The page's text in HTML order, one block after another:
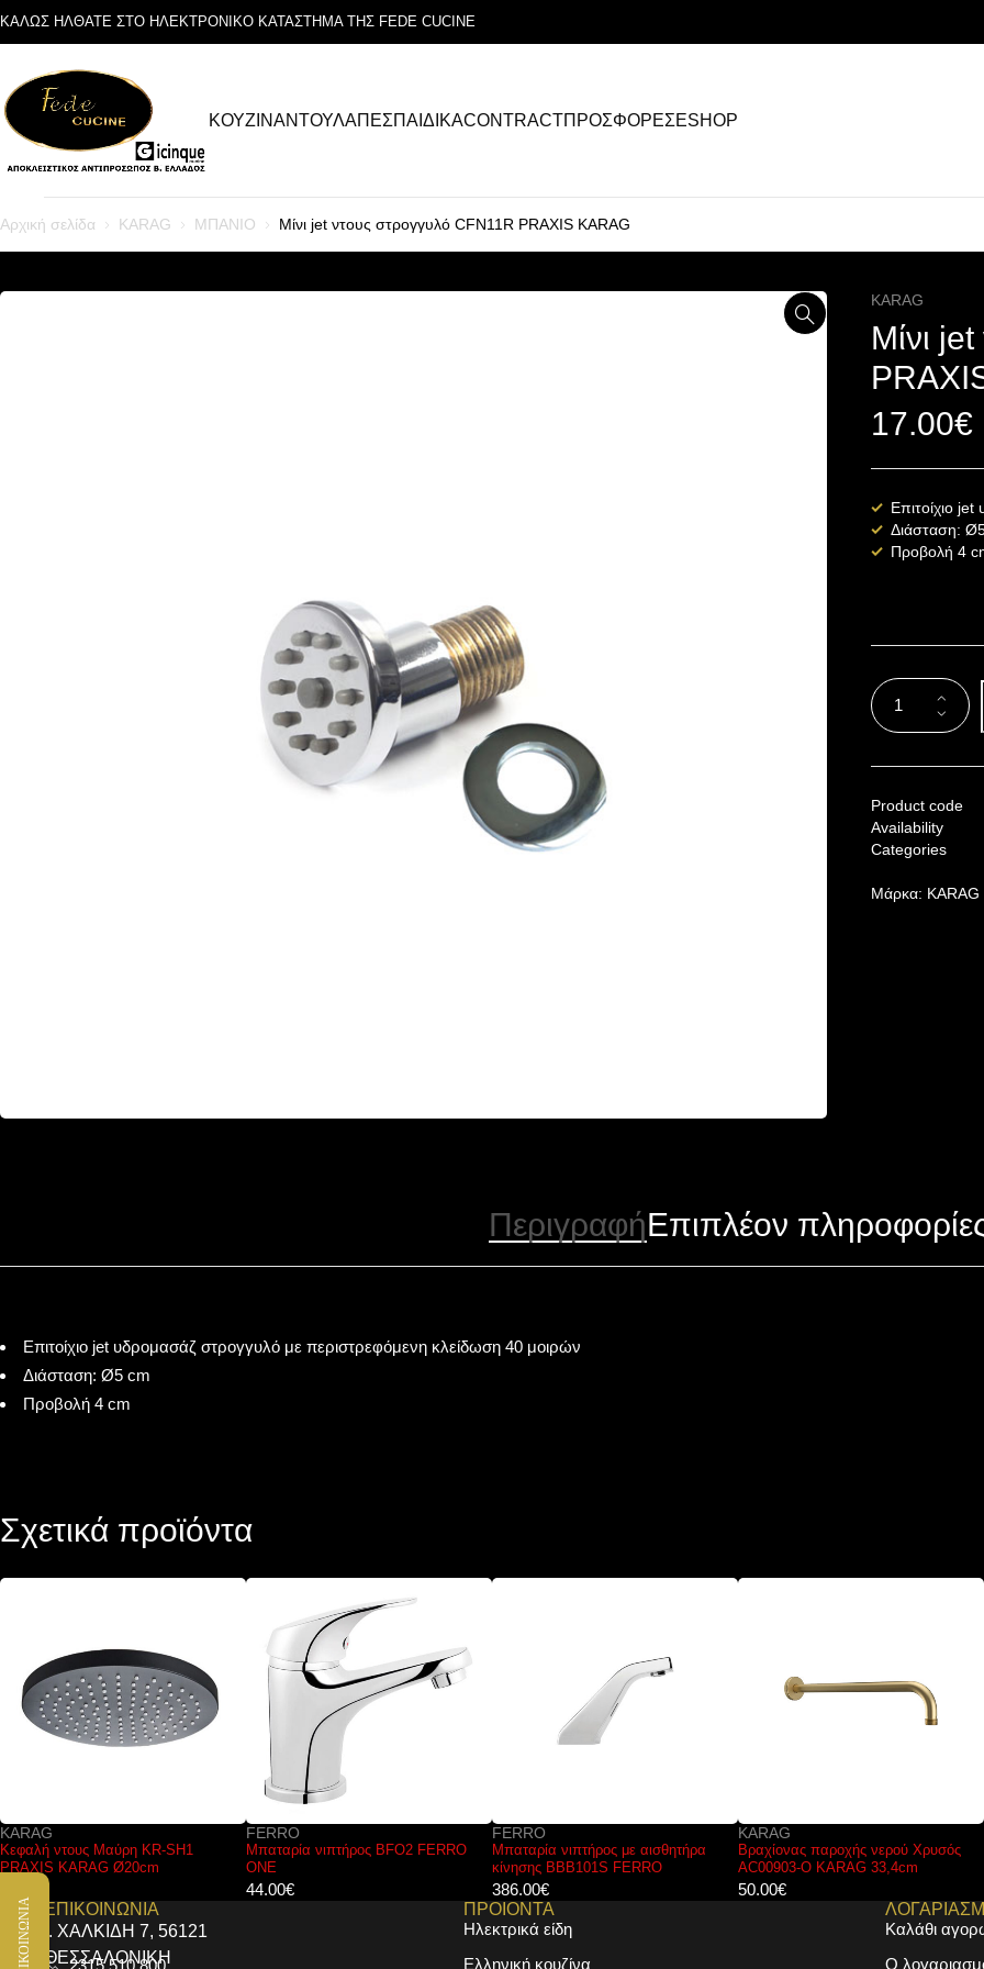
ΚΑΛΩΣ ΗΛΘΑΤΕ ΣΤΟ ΗΛΕΚΤΡΟΝΙΚΟ ΚΑΤΑΣΤΗΜΑ ΤΗΣ FEDE CUCINE
ΚΟΥΖΙΝΑΝΤΟΥΛΑΠΕΣΠΑΙΔΙΚΑCONTRACTΠΡΟΣΦΟΡΕΣESHOP
Αρχική σελίδα KARAG ΜΠΑΝΙΟ Μίνι jet ντους στρογγυλό CFN11R PRAXIS KARAG
KARAG
Μίνι
17.00€
Επιτοίχιο
Διάσταση:
Προβολή 4
Product code
Availability
Categories
Μάρκα: KARAG
ΠεριγραφήΕπιπλέον
Επιτοίχιο jet υδρομασάζ στρογγυλό με περιστρεφόμενη κλείδωση 40 μοιρών
Διάσταση: Ø5 cm
Προβολή 4 cm
Σχετικά προϊόντα
KARAG
Κεφαλή ντους Μαύρη KR-SH1
PRAXIS KARAG Ø20cm
FERRO
Μπαταρία νιπτήρος BFO2 FERRO
ONE
44.00€
FERRO
Μπαταρία νιπτήρος με αισθητήρα
κίνησης BBB101S FERRO
386.00€
KARAG
Βραχίονας παροχής νερού Χρυσός
AC00903-O KARAG 33,4cm
50.00€
ΕΠΙΚΟΙΝΩΝΙΑ
Ι. ΧΑΛΚΙΔΗ 7, 56121
ΘΕΣΣΑΛΟΝΙΚΗ
2315 510 800
ΠΡΟΙΟΝΤΑ
Ηλεκτρικά είδη
Ελληνική κουζίνα
Καλάθι
Ο
ΕΠΙΚΟΙΝΩΝΙΑ